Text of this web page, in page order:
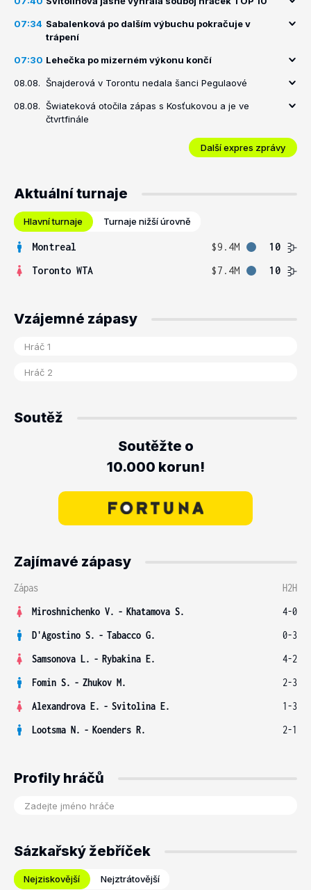
07:34 Sabalenková po dalším výbuchu pokračuje v
trápení
07:30 Lehečka po mizerném výkonu končí
08.08. Šnajderová v Torontu nedala šanci Pegulaové
08.08. Šwiateková otočila zápas s Kosťukovou a je ve
čtvrtfinále
Další expres zprávy
Aktuální turnaje
Hlavní turnaje Turnaje nižší úrovně
Montreal $9.4M
10
Toronto WTA
$7.4M 10
Vzájemné zápasy
Soutěž
Soutěžte o
10.000 korun!
Zajímavé zápasy
Zápas
H2H
Miroshnichenko V. - Khatamova S.
4-0
D'Agostino S. - Tabacco G.
0-3
Samsonova L. - Rybakina E.
4-2
Fomin S. - Zhukov M.
2-3
Alexandrova E. - Svitolina E.
1-3
Lootsma N. - Koenders R. 2-1
Profily hráčů
Sázkařský žebříček
Nejziskovější Nejztrátovější